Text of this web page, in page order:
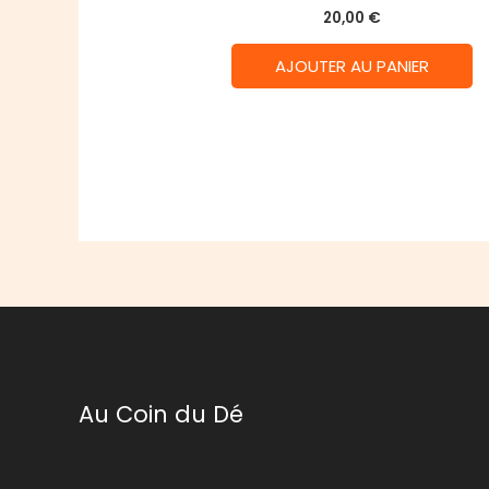
20,00 €
AJOUTER AU PANIER
Au Coin du Dé